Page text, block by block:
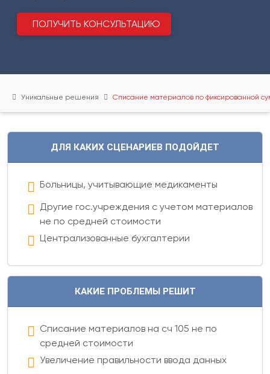
603003
Новгород,
Ефремова,
Вебинары
Удалённый
помощник
ПОЛУЧИТЬ КОНСУЛЬТАЦИЮ
Уникальные решения Списание материалов по фиксированной
ДЛЯ КАКИХ СЦЕНАРИЕВ ПОДОЙДЕТ
Больницы, учитывающие медикаменты
Другие гос.учреждения с учетом материалов
не по средней стоимости
Централизованные бухгалтерии
КАКИЕ ПРОБЛЕМЫ РЕШИТ
Списание материалов на сч 105 не по
средней стоимости
Увеличение правильности ввода данных